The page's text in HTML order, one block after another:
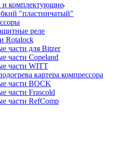
и комплектующие
"пластинчатый"
реле
Rotalock
части для Bitzer
части Copeland
части WITT
картера компрессора
части BOCK
части Frascold
части RefComp